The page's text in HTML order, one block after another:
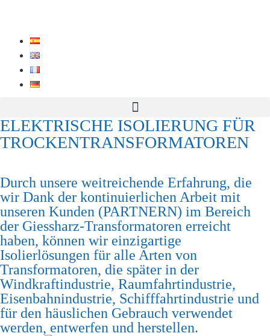
ELEKTRISCHE ISOLIERUNG FÜR
TROCKENTRANSFORMATOREN
Durch unsere weitreichende Erfahrung, die
wir Dank der kontinuierlichen Arbeit mit
unseren Kunden (PARTNERN) im Bereich
der Giessharz-Transformatoren erreicht
haben, können wir einzigartige
Isolierlösungen für alle Arten von
Transformatoren, die später in der
Windkraftindustrie, Raumfahrtindustrie,
Eisenbahnindustrie, Schifffahrtindustrie und
für den häuslichen Gebrauch verwendet
werden, entwerfen und herstellen.